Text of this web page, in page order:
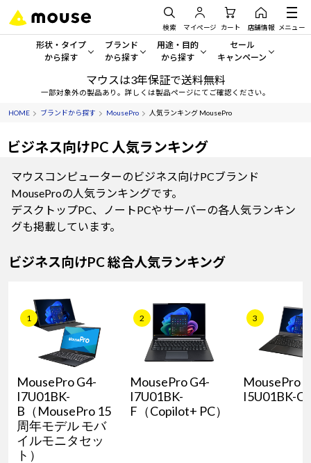
検索 マイページ カート 店舗情報 メニュー
形状・タイプ
から探す
形状・タイプから探す をすべてみる
デスクトップPC
ノートPC
タブレット
サーバー
Windows 11 Copilot+ PC
ブランド
から探す
mouse
G TUNE
NEXTGEAR
DAIV
MousePro
用途・目的
から探す
一般向けパソコン
ゲーミングPC・ゲーム向けパソコン
クリエイティブ向け
ビジネス向けパソコン
学習向けパソコン
Windows 11 Copilot+ PC
セール
キャンペーン
セール・キャンペー
期間限定セール
すべて新品の旧モデル製品
おすすめ目玉パソコン
Windows 11
マウスは3年保証で送料無料
一部対象外の製品あり。詳しくは製品ページにてご確認ください。
HOME ブランドから探す MousePro 人気ランキング MousePro
ビジネス向けPC 人気ランキング
マウスコンピューターのビジネス向けPCブランド
MouseProの人気ランキングです。
デスクトップPC、ノートPCやサーバーの各人気ランキン
グも掲載しています。
ビジネス向けPC 総合人気ランキング
1
MousePro G4-
I7U01BK-
B（MousePro 15
周年モデル モバ
イルモニタセッ
ト）
2
MousePro G4-
I7U01BK-
F（Copilot+ PC）
3
MousePro
I5U01BK-C